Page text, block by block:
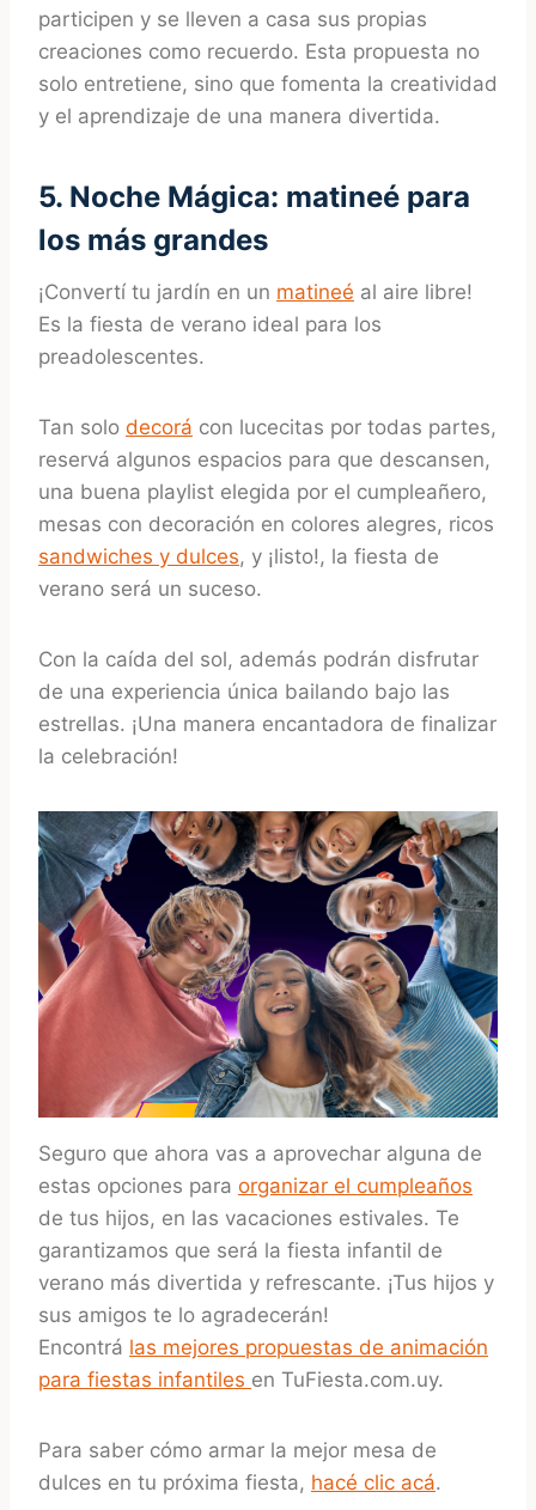
participen y se lleven a casa sus propias
creaciones como recuerdo. Esta propuesta no
solo entretiene, sino que fomenta la creatividad
y el aprendizaje de una manera divertida.
5. Noche Mágica: matineé para
los más grandes
¡Convertí tu jardín en un matineé al aire libre!
Es la fiesta de verano ideal para los
preadolescentes.
Tan solo decorá con lucecitas por todas partes,
reservá algunos espacios para que descansen,
una buena playlist elegida por el cumpleañero,
mesas con decoración en colores alegres, ricos
sandwiches y dulces, y ¡listo!, la fiesta de
verano será un suceso.
Con la caída del sol, además podrán disfrutar
de una experiencia única bailando bajo las
estrellas. ¡Una manera encantadora de finalizar
la celebración!
Seguro que ahora vas a aprovechar alguna de
estas opciones para organizar el cumpleaños
de tus hijos, en las vacaciones estivales. Te
garantizamos que será la fiesta infantil de
verano más divertida y refrescante. ¡Tus hijos y
sus amigos te lo agradecerán!
Encontrá las mejores propuestas de animación
para fiestas infantiles en TuFiesta.com.uy.
Para saber cómo armar la mejor mesa de
dulces en tu próxima fiesta, hacé clic acá.